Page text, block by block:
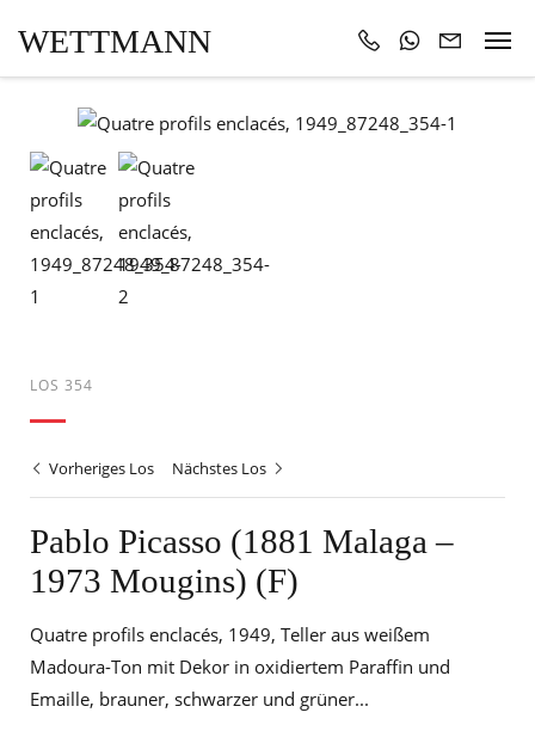
WETTMANN
LOS 354
Vorheriges Los Nächstes Los
Pablo Picasso (1881 Malaga –
1973 Mougins) (F)
Quatre profils enclacés, 1949, Teller aus weißem
Madoura-Ton mit Dekor in oxidiertem Paraffin und
Emaille, brauner, schwarzer und grüner...